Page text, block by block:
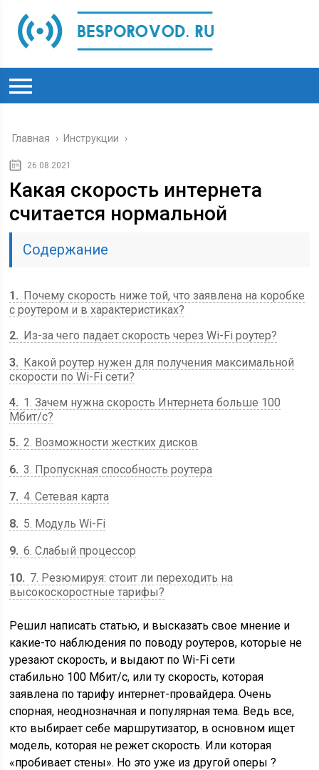
Главная › Инструкции ›
26.08.2021
Какая скорость интернета
считается нормальной
Содержание
1
Почему скорость ниже той, что заявлена на коробке
с роутером и в характеристиках?
2
Из-за чего падает скорость через Wi-Fi роутер?
3
Какой роутер нужен для получения максимальной
скорости по Wi-Fi сети?
4
1. Зачем нужна скорость Интернета больше 100
Мбит/с?
5 2. Возможности жестких дисков
6 3. Пропускная способность роутера
7 4. Сетевая карта
8
5. Модуль Wi-Fi
9 6. Слабый процессор
10
7. Резюмируя: стоит ли переходить на
высокоскоростные тарифы?
Решил написать статью, и высказать свое мнение и
какие-то наблюдения по поводу роутеров, которые не
урезают скорость, и выдают по Wi-Fi сети
стабильно 100 Мбит/с, или ту скорость, которая
заявлена по тарифу интернет-провайдера. Очень
спорная, неоднозначная и популярная тема. Ведь все,
кто выбирает себе маршрутизатор, в основном ищет
модель, которая не режет скорость. Или которая
«пробивает стены». Но это уже из другой оперы ?